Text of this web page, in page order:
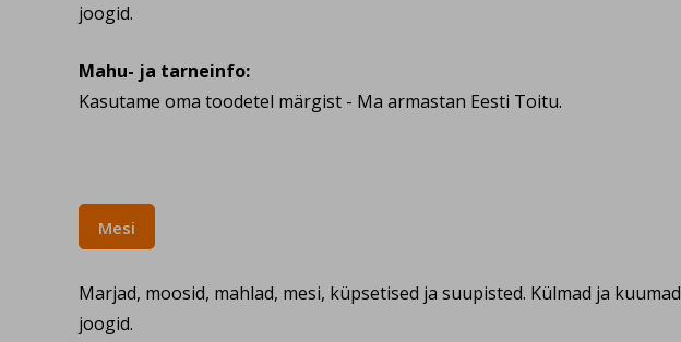
joogid.
Mahu- ja tarneinfo:
Kasutame oma toodetel märgist - Ma armastan Eesti Toitu.
Mesi
Marjad, moosid, mahlad, mesi, küpsetised ja suupisted. Külmad ja kuumad
joogid.